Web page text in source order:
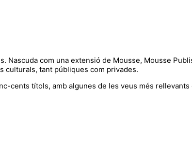
com una extensió de Mousse, Mousse
culturals, tant públiques com privades.
cents títols, amb algunes de les veus més rellevants